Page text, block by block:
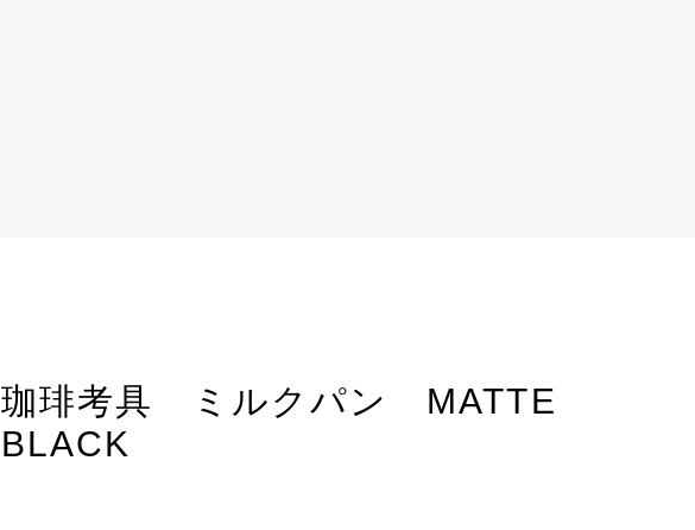
珈琲考具 ミルクパン MATTE
BLACK